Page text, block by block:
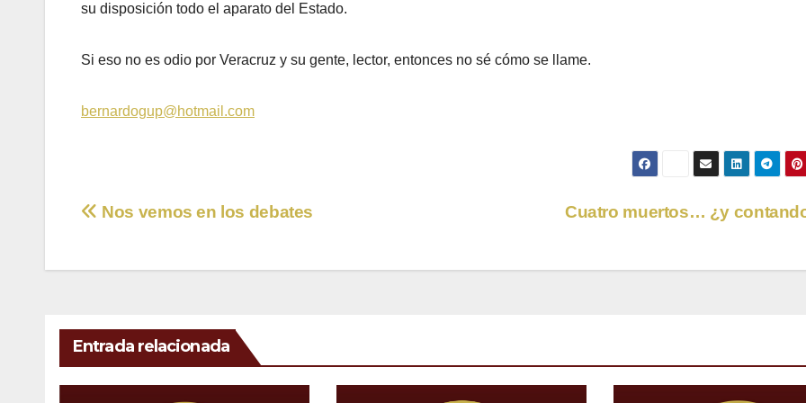
su disposición todo el aparato del Estado.
Si eso no es odio por Veracruz y su gente, lector, entonces no sé cómo se llame.
bernardogup@hotmail.com
Navegación
Cuatro muertos… ¿y
Nos vemos en los debates
Entrada relacionada